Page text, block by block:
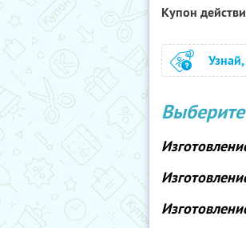
Купон